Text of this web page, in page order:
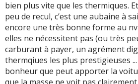
bien plus vite que les thermiques.
peu de recul, c’est une aubaine à
encore une très bonne forme au
elles ne nécessitent pas (ou très
carburant à payer, un agrément
thermqiues les plus prestigieuses
bonheur que peut apporter la